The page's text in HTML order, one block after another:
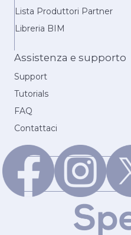
Lista Produttori Partner
Libreria BIM
Assistenza e supporto
Support
Tutorials
FAQ
Contattaci